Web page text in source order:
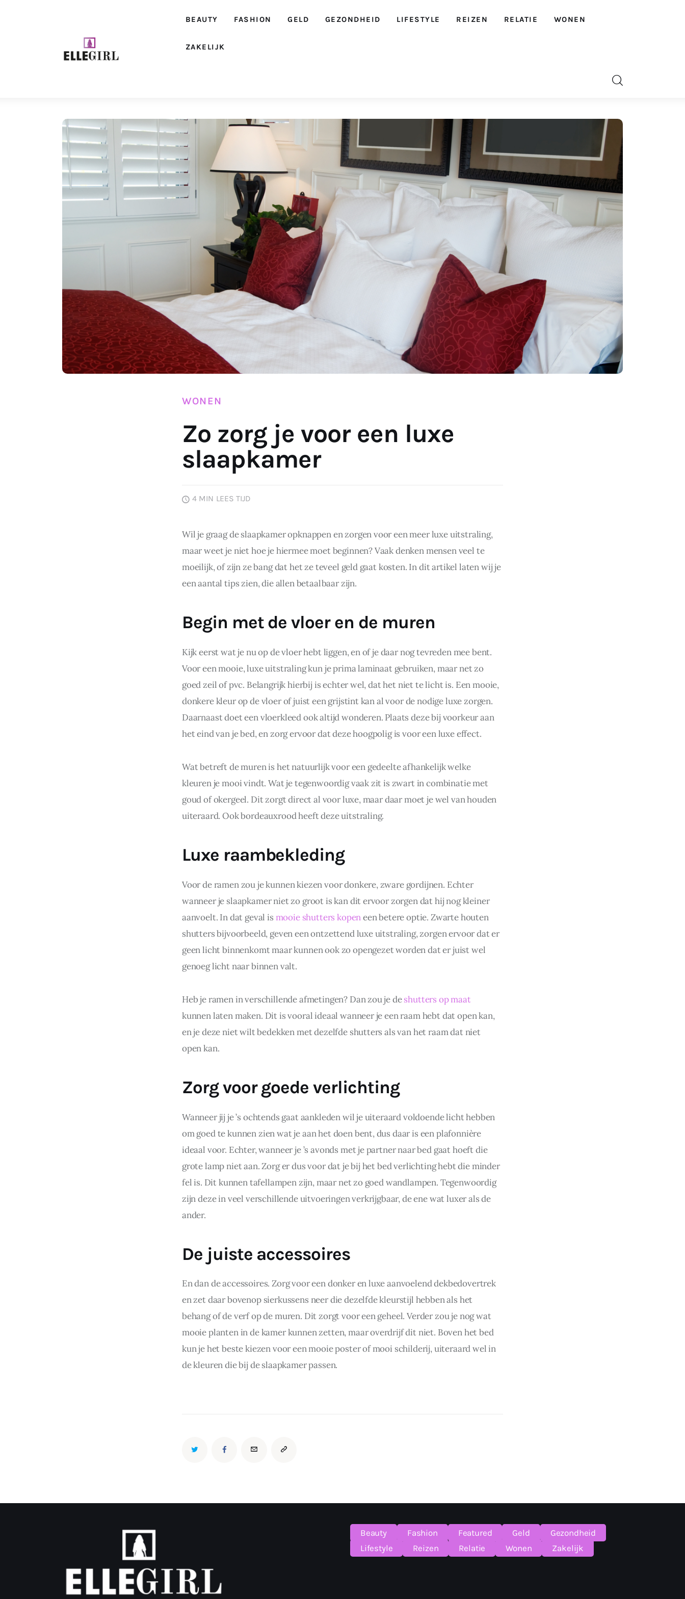
BEAUTY FASHION GELD GEZONDHEID LIFESTYLE REIZEN RELATIE WONEN
ZAKELIJK
WONEN
Zo zorg je voor een luxe
slaapkamer
4 MIN LEES TIJD
Wil je graag de slaapkamer opknappen en zorgen voor een meer luxe uitstraling,
maar weet je niet hoe je hiermee moet beginnen? Vaak denken mensen veel te
moeilijk, of zijn ze bang dat het ze teveel geld gaat kosten. In dit artikel laten wij je
een aantal tips zien, die allen betaalbaar zijn.
Begin met de vloer en de muren
Kijk eerst wat je nu op de vloer hebt liggen, en of je daar nog tevreden mee bent.
Voor een mooie, luxe uitstraling kun je prima laminaat gebruiken, maar net zo
goed zeil of pvc. Belangrijk hierbij is echter wel, dat het niet te licht is. Een mooie,
donkere kleur op de vloer of juist een grijstint kan al voor de nodige luxe zorgen.
Daarnaast doet een vloerkleed ook altijd wonderen. Plaats deze bij voorkeur aan
het eind van je bed, en zorg ervoor dat deze hoogpolig is voor een luxe effect.
Wat betreft de muren is het natuurlijk voor een gedeelte afhankelijk welke
kleuren je mooi vindt. Wat je tegenwoordig vaak zit is zwart in combinatie met
goud of okergeel. Dit zorgt direct al voor luxe, maar daar moet je wel van houden
uiteraard. Ook bordeauxrood heeft deze uitstraling.
Luxe raambekleding
Voor de ramen zou je kunnen kiezen voor donkere, zware gordijnen. Echter
wanneer je slaapkamer niet zo groot is kan dit ervoor zorgen dat hij nog kleiner
aanvoelt. In dat geval is mooie shutters kopen een betere optie. Zwarte houten
shutters bijvoorbeeld, geven een ontzettend luxe uitstraling, zorgen ervoor dat er
geen licht binnenkomt maar kunnen ook zo opengezet worden dat er juist wel
genoeg licht naar binnen valt.
Heb je ramen in verschillende afmetingen? Dan zou je de shutters op maat
kunnen laten maken. Dit is vooral ideaal wanneer je een raam hebt dat open kan,
en je deze niet wilt bedekken met dezelfde shutters als van het raam dat niet
open kan.
Zorg voor goede verlichting
Wanneer jij je ’s ochtends gaat aankleden wil je uiteraard voldoende licht hebben
om goed te kunnen zien wat je aan het doen bent, dus daar is een plafonnière
ideaal voor. Echter, wanneer je ’s avonds met je partner naar bed gaat hoeft die
grote lamp niet aan. Zorg er dus voor dat je bij het bed verlichting hebt die minder
fel is. Dit kunnen tafellampen zijn, maar net zo goed wandlampen. Tegenwoordig
zijn deze in veel verschillende uitvoeringen verkrijgbaar, de ene wat luxer als de
ander.
De juiste accessoires
En dan de accessoires. Zorg voor een donker en luxe aanvoelend dekbedovertrek
en zet daar bovenop sierkussens neer die dezelfde kleurstijl hebben als het
behang of de verf op de muren. Dit zorgt voor een geheel. Verder zou je nog wat
mooie planten in de kamer kunnen zetten, maar overdrijf dit niet. Boven het bed
kun je het beste kiezen voor een mooie poster of mooi schilderij, uiteraard wel in
de kleuren die bij de slaapkamer passen.
Beauty Fashion Featured Geld
Gezondheid
Lifestyle
Reizen Relatie Wonen Zakelijk